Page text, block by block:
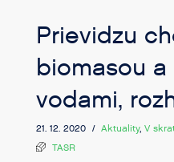
Prievidzu
biomasou
vodami,
21. 12. 2020 / Aktuality, V
TASR